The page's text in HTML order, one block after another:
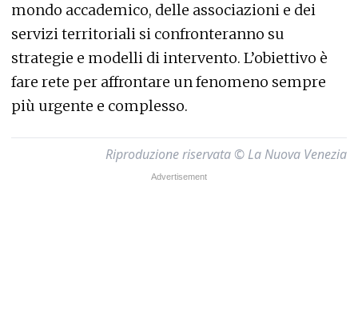
mondo accademico, delle associazioni e dei
servizi territoriali si confronteranno su
strategie e modelli di intervento. L’obiettivo è
fare rete per affrontare un fenomeno sempre
più urgente e complesso.
Riproduzione riservata © La Nuova Venezia